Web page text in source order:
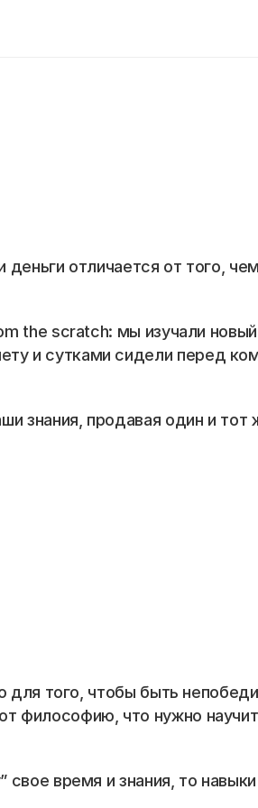
отличается от того,
the scratch: мы изучали
и сутками сидели перед
знания, продавая один и
для того, чтобы быть
философию, что нужно
время и знания, то